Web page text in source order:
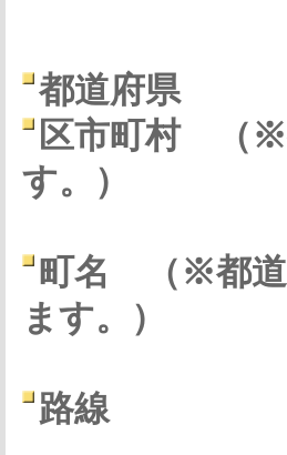
都道府県
区市町村
（
す。）
町名
（※都
ます。）
路線